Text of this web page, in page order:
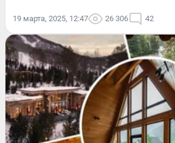
19 марта, 2025, 12:47 26 306 42